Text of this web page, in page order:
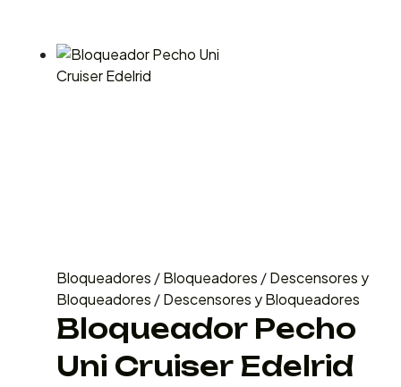
Bloqueadores /Bloqueadores /Descensores y
Bloqueadores /Descensores y Bloqueadores
Bloqueador Pecho
Uni Cruiser Edelrid